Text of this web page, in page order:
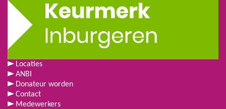
Locaties
ANBI
Donateur worden
Contact
Medewerkers